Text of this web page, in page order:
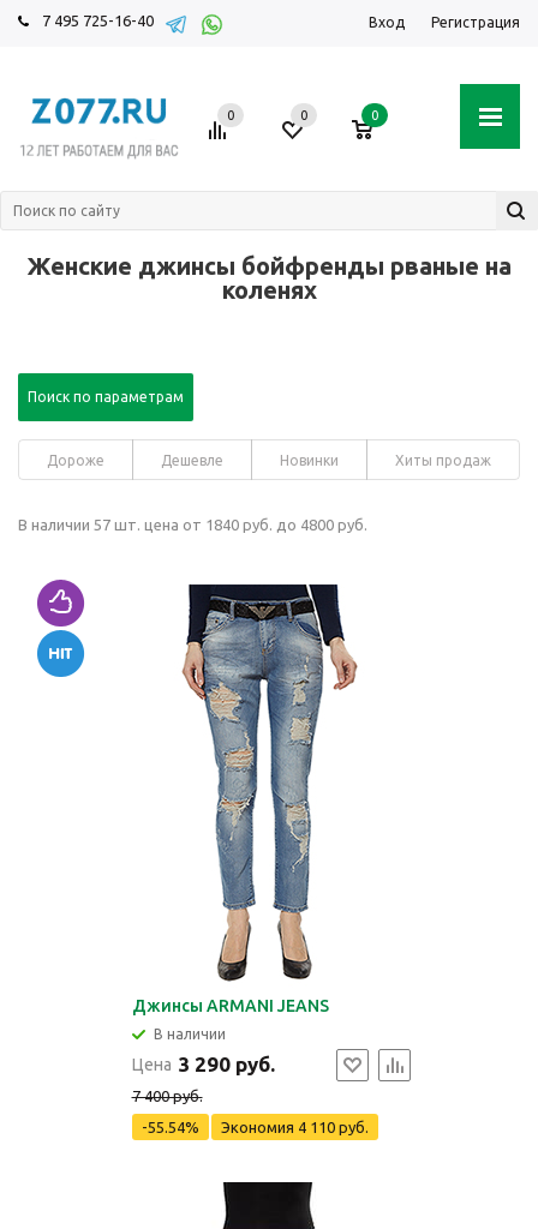
7 495 725-16-40 Вход Регистрация
0 0 0
Женские джинсы бойфренды рваные на
коленях
Поиск по параметрам
Дороже Дешевле Новинки Хиты продаж
В наличии 57 шт. цена от 1840 руб. до 4800 руб.
Джинсы ARMANI JEANS
В наличии
Цена 3 290 руб.
7 400 руб.
-55.54%
Экономия 4 110 руб.